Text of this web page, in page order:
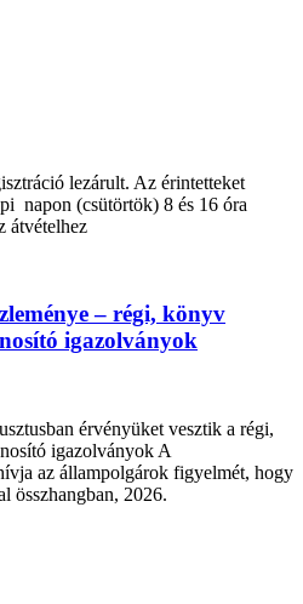
lezárult. Az érintetteket
napon (csütörtök) 8 és 16 óra
átvételhez
– régi, könyv
igazolványok
érvényüket vesztik a régi,
igazolványok A
az állampolgárok figyelmét, hogy
összhangban, 2026.